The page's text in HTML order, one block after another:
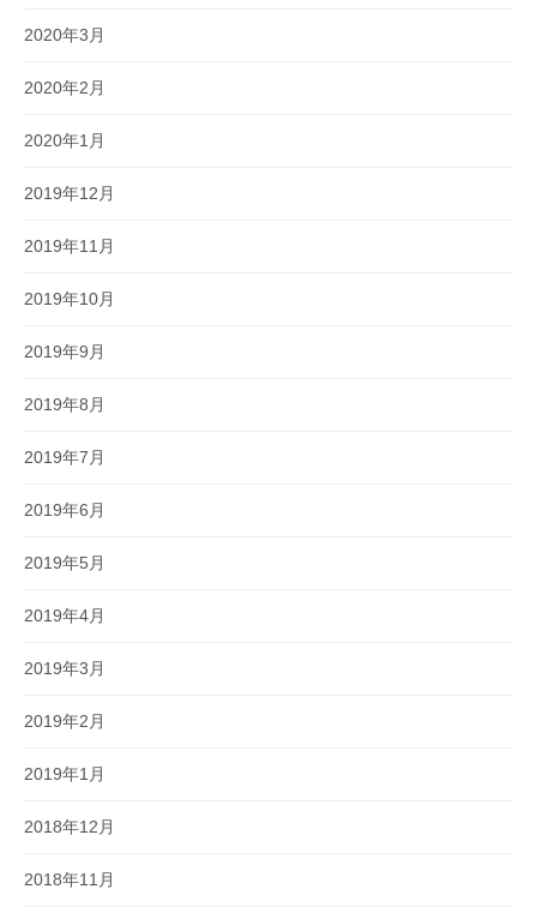
2020年3月
2020年2月
2020年1月
2019年12月
2019年11月
2019年10月
2019年9月
2019年8月
2019年7月
2019年6月
2019年5月
2019年4月
2019年3月
2019年2月
2019年1月
2018年12月
2018年11月